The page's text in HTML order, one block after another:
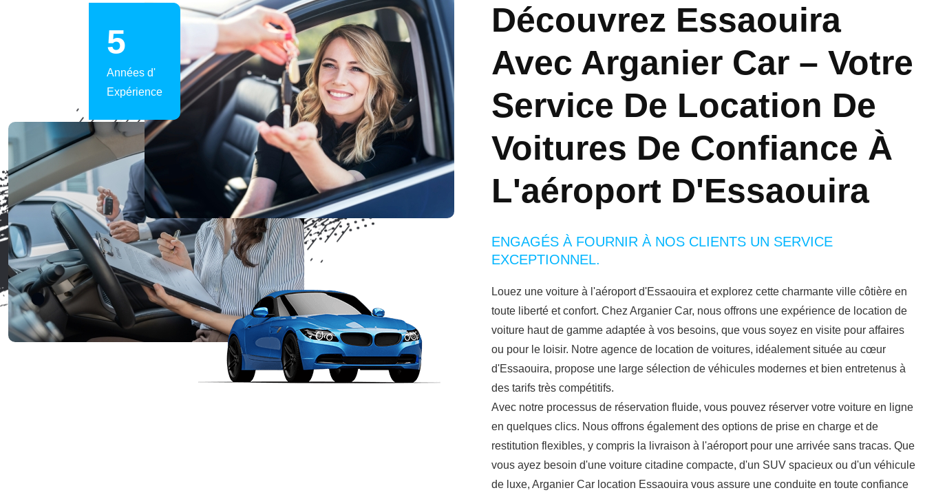
9
Années d'
Expérience
Découvrez Essaouira
Avec Arganier Car – Votre
Service De Location De
Voitures De Confiance À
L'aéroport D'Essaouira
ENGAGÉS À FOURNIR À NOS CLIENTS UN SERVICE
EXCEPTIONNEL.
Louez une voiture à l'aéroport d'Essaouira et explorez cette charmante ville côtière en
toute liberté et confort. Chez Arganier Car, nous offrons une expérience de location de
voiture haut de gamme adaptée à vos besoins, que vous soyez en visite pour affaires
ou pour le loisir. Notre agence de location de voitures, idéalement située au cœur
d'Essaouira, propose une large sélection de véhicules modernes et bien entretenus à
des tarifs très compétitifs.
Avec notre processus de réservation fluide, vous pouvez réserver votre voiture en ligne
en quelques clics. Nous offrons également des options de prise en charge et de
restitution flexibles, y compris la livraison à l'aéroport pour une arrivée sans tracas. Que
vous ayez besoin d'une voiture citadine compacte, d'un SUV spacieux ou d'un véhicule
de luxe, Arganier Car location Essaouira vous assure une conduite en toute confiance